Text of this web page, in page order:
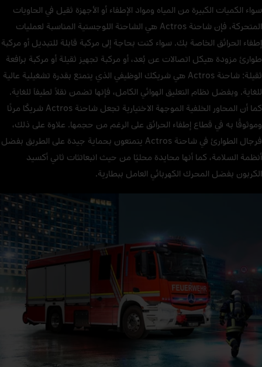
سواء الكميات الكبيرة من المياه ومواد الإطفاء أو الأجهزة ثقيل في الحاويات
المتحركة، فإن شاحنة Actros هي الشاحنة اللوجستية المناسبة لعمليات
إطفاء الحرائق الخاصة بك. سواء كنت بحاجة إلى مركبة قابلة للتبديل أو مركبة
طوارئ مزودة هيكل اتصالات عن بُعد، أو مركبة تجهيز ثقيلة أو مركبة برافعة
ثقيلة: شاحنة Actros هي شريكك الوظيفي الذي يتمتع بقدرة تشغيلية عالية
للغاية. وبفضل نظام التعليق الهوائي الكامل، فإنها تضمن نقلاً لطيفاً للغاية.
كما أن المحاور الخلفية الموجهة الاختيارية تجعل شاحنة Actros شريكًا مرنًا
وموثوقًا به في قطاع إطفاء الحرائق على الرغم من حجمها. علاوة على ذلك،
فرجال الطوارئ في شاحنة Actros يتمتعون بحماية جيدة على الطريق بفضل
أنظمة السلامة، كما أنها محايدة محليًا من حيث انبعاتثات ثاني أكسيد
الكربون بفضل المحرك الكهربائي العامل ببطارية.